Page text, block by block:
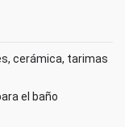
cerámica, tarimas
el baño